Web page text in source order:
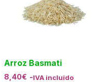
Arroz Basmati
8,40€ -IVA incluido